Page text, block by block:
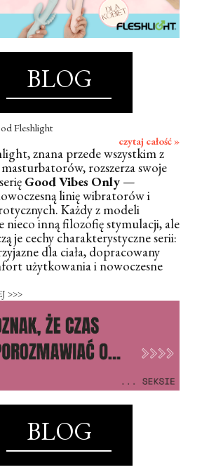
BLOG
Fleshlight
czytaj całość »
znana przede wszystkim z
rozszerza swoje
Good Vibes Only —
linię wibratorów i
Każdy z modeli
nieco inną filozofię stymulacji, ale
je cechy charakterystyczne serii:
dla ciała, dopracowany
użytkowania i nowoczesne
>>>
BLOG